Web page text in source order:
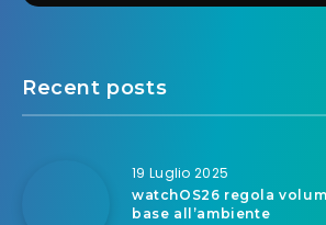
Recent posts
19 Luglio 2025
watchOS26 regola
base all’ambiente